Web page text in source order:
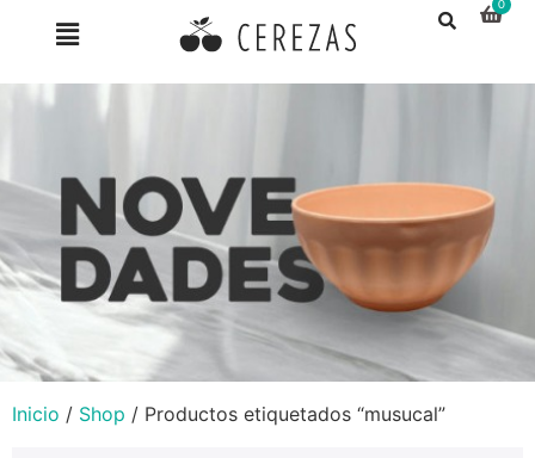
Inicio / Shop / Productos etiquetados “musucal”